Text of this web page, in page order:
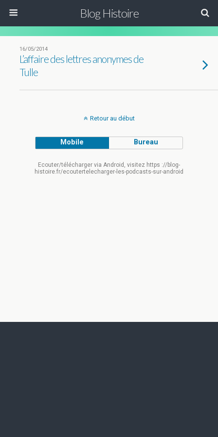
Blog Histoire
16/05/2014
L’affaire des lettres anonymes de
Tulle
Retour au début
Mobile Bureau
Ecouter/télécharger via Android, visitez https ://blog-
histoire.fr/ecoutertelecharger-les-podcasts-sur-android